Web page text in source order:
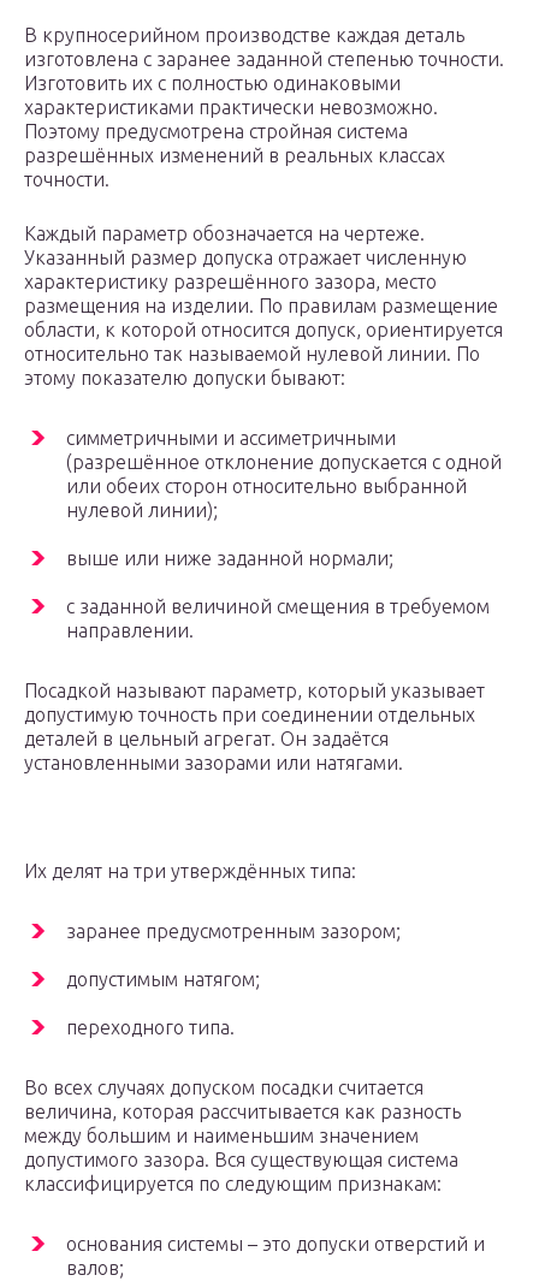
В крупносерийном производстве каждая деталь
изготовлена с заранее заданной степенью точности.
Изготовить их с полностью одинаковыми
характеристиками практически невозможно.
Поэтому предусмотрена стройная система
разрешённых изменений в реальных классах
точности.
Каждый параметр обозначается на чертеже.
Указанный размер допуска отражает численную
характеристику разрешённого зазора, место
размещения на изделии. По правилам размещение
области, к которой относится допуск, ориентируется
относительно так называемой нулевой линии. По
этому показателю допуски бывают:
симметричными и ассиметричными
(разрешённое отклонение допускается с одной
или обеих сторон относительно выбранной
нулевой линии);
выше или ниже заданной нормали;
с заданной величиной смещения в требуемом
направлении.
Посадкой называют параметр, который указывает
допустимую точность при соединении отдельных
деталей в цельный агрегат. Он задаётся
установленными зазорами или натягами.
Их делят на три утверждённых типа:
заранее предусмотренным зазором;
допустимым натягом;
переходного типа.
Во всех случаях допуском посадки считается
величина, которая рассчитывается как разность
между большим и наименьшим значением
допустимого зазора. Вся существующая система
классифицируется по следующим признакам:
основания системы – это допуски отверстий и
валов;